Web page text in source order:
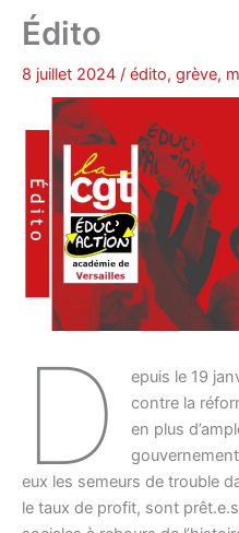
Édito
8 juillet 2024 / édito, grève,
D
epuis le 19
contre la
en plus
eux les semeurs de trouble
le taux de profit, sont